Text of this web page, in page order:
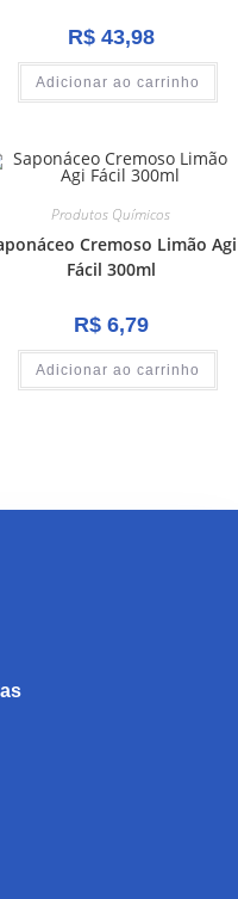
R$43,98
Adicionar ao carrinho
Produtos Químicos
Cremoso Limão Agi
Fácil 300ml
R$6,79
Adicionar ao carrinho